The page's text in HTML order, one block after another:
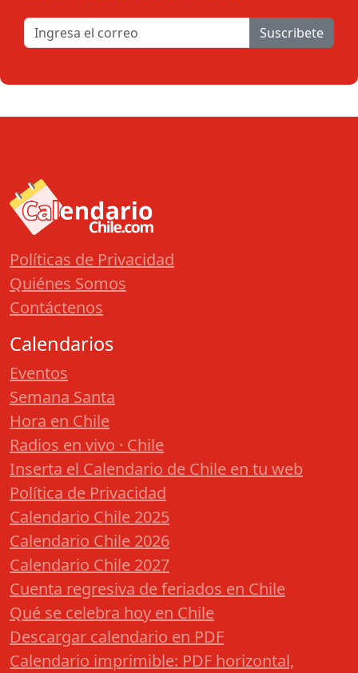
Suscribete
Políticas de Privacidad
Quiénes Somos
Contáctenos
Calendarios
Eventos
Semana Santa
Hora en Chile
Radios en vivo · Chile
Inserta el Calendario de Chile en tu web
Política de Privacidad
Calendario Chile 2025
Calendario Chile 2026
Calendario Chile 2027
Cuenta regresiva de feriados en Chile
Qué se celebra hoy en Chile
Descargar calendario en PDF
Calendario imprimible: PDF horizontal,